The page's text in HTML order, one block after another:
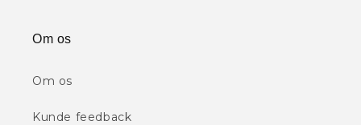
Om os
Om os
Kunde feedback